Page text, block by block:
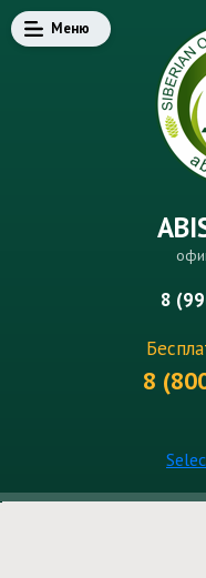
Меню
8
8